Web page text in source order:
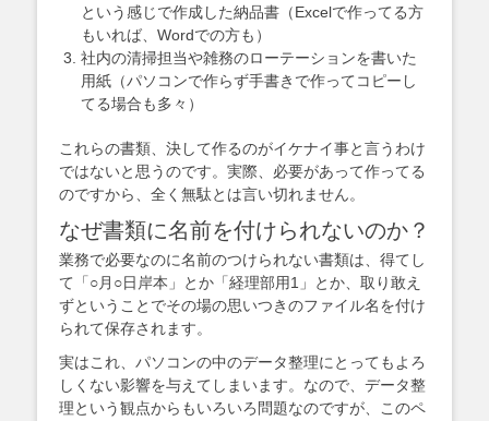
という感じで作成した納品書（Excelで作ってる方
もいれば、Wordでの方も）
社内の清掃担当や雑務のローテーションを書いた
用紙（パソコンで作らず手書きで作ってコピーし
てる場合も多々）
これらの書類、決して作るのがイケナイ事と言うわけ
ではないと思うのです。実際、必要があって作ってる
のですから、全く無駄とは言い切れません。
なぜ書類に名前を付けられないのか？
業務で必要なのに名前のつけられない書類は、得てし
て「○月○日岸本」とか「経理部用1」とか、取り敢え
ずということでその場の思いつきのファイル名を付け
られて保存されます。
実はこれ、パソコンの中のデータ整理にとってもよろ
しくない影響を与えてしまいます。なので、データ整
理という観点からもいろいろ問題なのですが、このペ